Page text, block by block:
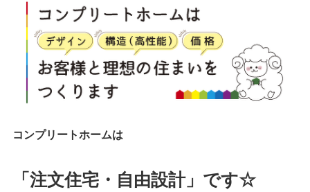
コンプリートホームは
「注文住宅・自由設計」です☆